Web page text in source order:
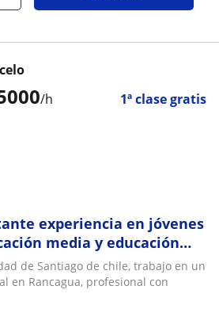
/h 1ª clase gratis
experiencia en jóvenes
media y educación
de Santiago de chile, trabajo en un
en Rancagua, profesional con